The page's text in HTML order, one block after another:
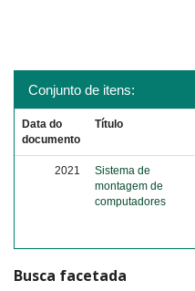
Conjunto de itens:
Data do
documento
Título
2021
Sistema de
montagem de
computadores
Busca facetada